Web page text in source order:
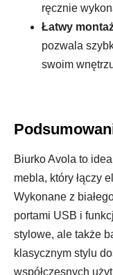
ręcznie
Łatwy
pozwala
swoim
Biurko Avola to
mebla, który łączy
Wykonane z
portami USB i
stylowe, ale także
klasycznym stylu
współczesnych